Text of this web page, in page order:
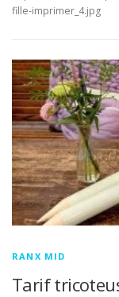
fille-imprimer_4.jpg
RANX MID
Tarif